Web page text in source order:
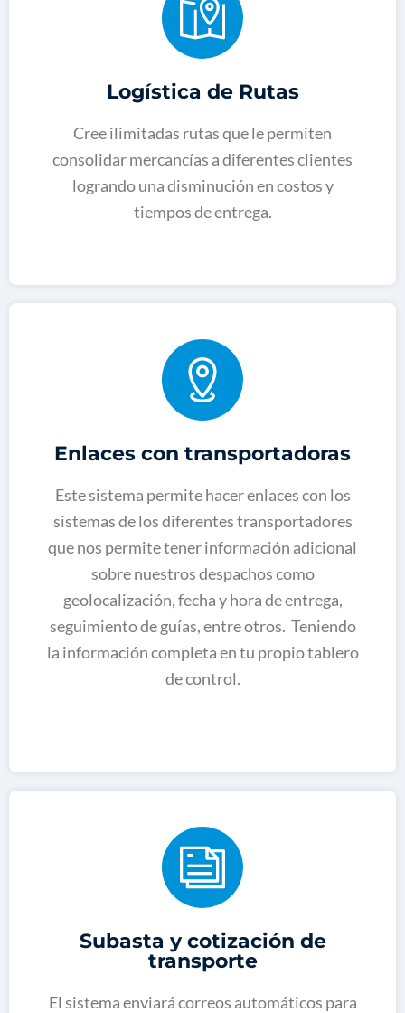
Logística de Rutas
Cree ilimitadas rutas que le permiten
consolidar mercancías a diferentes clientes
logrando una disminución en costos y
tiempos de entrega.
Enlaces con transportadoras
Este sistema permite hacer enlaces con los
sistemas de los diferentes transportadores
que nos permite tener información adicional
sobre nuestros despachos como
geolocalización, fecha y hora de entrega,
seguimiento de guías, entre otros. Teniendo
la información completa en tu propio tablero
de control.
Subasta y cotización de
transporte
El sistema enviará correos automáticos para